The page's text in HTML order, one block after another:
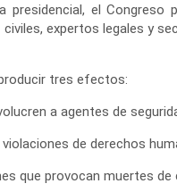
el Congreso
expertos legales y
tres efectos:
a agentes de
de derechos
que provocan muertes de